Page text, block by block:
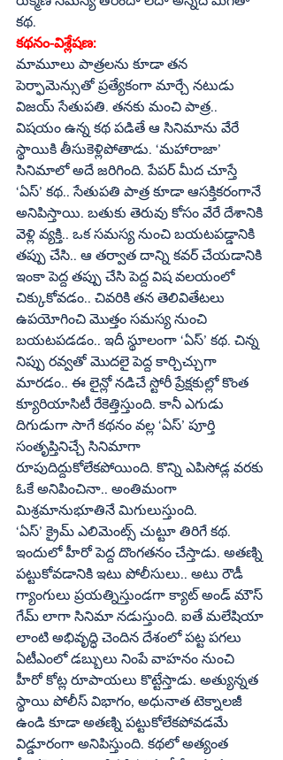
కథ.
కథనం-విశ్లేషణ:
మామూలు పాత్రలను కూడా తన
పెర్ఫామెన్సుతో ప్రత్యేకంగా మార్చే నటుడు
విజయ్‌ సేతుపతి. తనకు మంచి పాత్ర..
విషయం ఉన్న కథ పడితే ఆ సినిమాను వేరే
స్థాయికి తీసుకెళ్లిపోతాడు. ‘మహారాజా’
సినిమాలో అదే జరిగింది. పేపర్‌ మీద చూస్తే
‘ఏస్‌’ కథ.. సేతుపతి పాత్ర కూడా ఆసక్తికరంగానే
అనిపిస్తాయి. బతుకు తెరువు కోసం వేరే దేశానికి
వెళ్లి వ్యక్తి.. ఒక సమస్య నుంచి బయటపడ్డానికి
తప్పు చేసి.. ఆ తర్వాత దాన్ని కవర్‌ చేయడానికి
ఇంకా పెద్ద తప్పు చేసి పెద్ద విష వలయంలో
చిక్కుకోవడం.. చివరికి తన తెలివితేటలు
ఉపయోగించి మొత్తం సమస్య నుంచి
బయటపడడం.. ఇదీ స్థూలంగా ‘ఏస్‌’ కథ. చిన్న
నిప్పు రవ్వతో మొదలై పెద్ద కార్చిచ్చుగా
మారడం.. ఈ లైన్లో నడిచే స్టోరీ ప్రేక్షకుల్లో కొంత
క్యూరియాసిటీ రేకెత్తిస్తుంది. కానీ ఎగుడు
దిగుడుగా సాగే కథనం వల్ల ‘ఏస్‌’ పూర్తి
సంతృప్తినిచ్చే సినిమాగా
రూపుదిద్దుకోలేకపోయింది. కొన్ని ఎపిసోడ్ల వరకు
ఓకే అనిపించినా.. అంతిమంగా
మిశ్రమానుభూతినే మిగులుస్తుంది.
‘ఏస్‌’ క్రైమ్‌ ఎలిమెంట్స్‌ చుట్టూ తిరిగే కథ.
ఇందులో హీరో పెద్ద దొంగతనం చేస్తాడు. అతణ్ని
పట్టుకోవడానికి ఇటు పోలీసులు.. అటు రౌడీ
గ్యాంగులు ప్రయత్నిస్తుండగా క్యాట్‌ అండ్‌ మౌస్‌
గేమ్‌ లాగా సినిమా నడుస్తుంది. ఐతే మలేషియా
లాంటి అభివృద్ధి చెందిన దేశంలో పట్ట పగలు
ఏటీఎంలో డబ్బులు నింపే వాహనం నుంచి
హీరో కోట్ల రూపాయలు కొట్టేస్తాడు. అత్యున్నత
స్థాయి పోలీస్‌ విభాగం, అధునాత టెక్నాలజీ
ఉండి కూడా అతణ్ని పట్టుకోలేకపోవడమే
విడ్డూరంగా అనిపిస్తుంది. కథలో అత్యంత